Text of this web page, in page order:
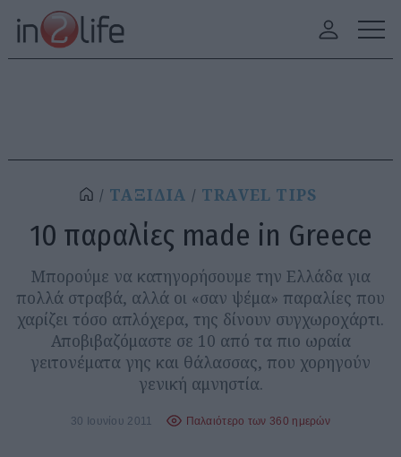
ΤΑΞΙΔΙΑ TRAVEL TIPS
10 παραλίες made in Greece
Μπορούμε να κατηγορήσουμε την Ελλάδα για
πολλά στραβά, αλλά οι «σαν ψέμα» παραλίες που
χαρίζει τόσο απλόχερα, της δίνουν συγχωροχάρτι.
Αποβιβαζόμαστε σε 10 από τα πιο ωραία
γειτονέματα γης και θάλασσας, που χορηγούν
γενική αμνηστία.
30 Ιουνίου 2011 Παλαιότερο των 360 ημερών